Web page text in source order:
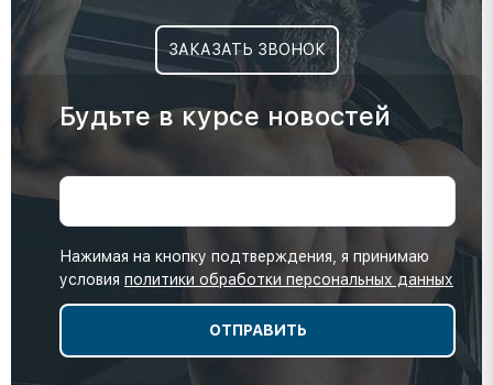
ЗАКАЗАТЬ ЗВОНОК
Будьте в курсе новостей
Нажимая на кнопку подтверждения, я принимаю
условия политики обработки персональных данных